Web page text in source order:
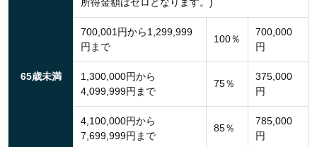
65歳未満
700,001円から1,299,999
円まで
100％
700,000
円
1,300,000円から
4,099,999円まで
75％
375,000
円
4,100,000円から
7,699,999円まで
85％
785,000
円